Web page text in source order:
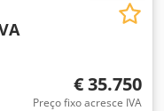
€ 35.750
Preço fixo acresce IVA